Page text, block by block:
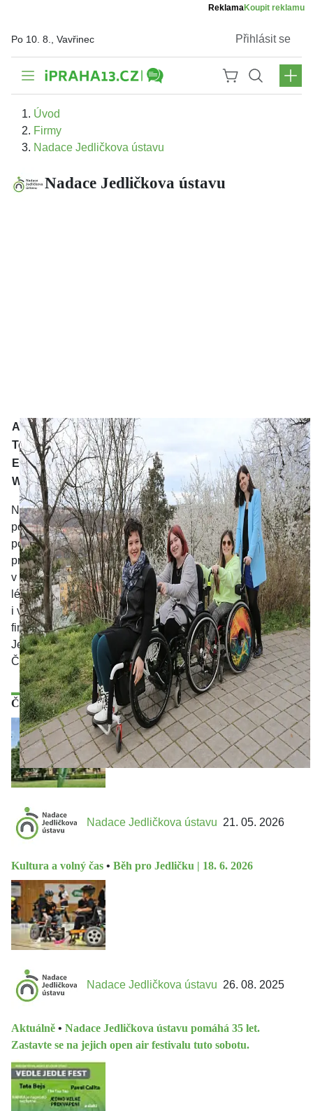
ReklamaKoupit reklamu
Po 10. 8., Vavřinec Přihlásit se
Úvod
Firmy
Nadace Jedličkova ústavu
Nadace Jedličkova ústavu
AdresaNa Topolce 1713/1a, 140 00 Praha 4
Telefon777785423
E-mail: pr@nadaceju.cz
Web:
https://nadaceju.cz/
Nadace Jedličkova ústavu už od roku 1990 všestranně
podporuje děti a mladé lidi s tělesným či kombinovaným
postižením. Činí tak buď přímou pomocí nebo
prostřednictvím organizací, které poskytují potřebné služby
v oblasti vzdělávání, sociální a pracovní rehabilitace,
léčebných terapií, bezbariérové dopravy, osobní asistence
i volnočasových aktivit. Hlavní skupinou příjemců
finančních prostředků jsou studenti a organizace kolem
Jedličkova ústavu a škol v Praze, pomáháme však po celé
České republice.
Články
Nadace Jedličkova ústavu 21. 05. 2026
Kultura a volný čas • Běh pro Jedličku | 18. 6. 2026
Nadace Jedličkova ústavu 26. 08. 2025
Aktuálně • Nadace Jedličkova ústavu pomáhá 35 let.
Zastavte se na jejich open air festivalu tuto sobotu.